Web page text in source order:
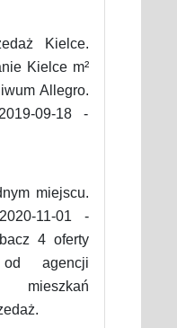
Kielce.
Kielce m²
Allegro.
09-18 -
miejscu.
11-01 -
4 oferty
agencji